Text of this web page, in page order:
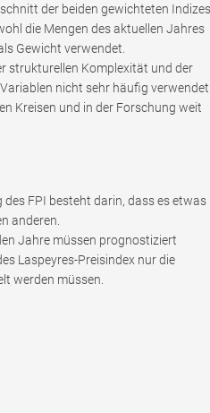
der beiden gewichteten Indizes
die Mengen des aktuellen Jahres
Gewicht verwendet.
strukturellen Komplexität und der
nicht sehr häufig verwendet
Kreisen und in der Forschung weit
des FPI besteht darin, dass es etwas
anderen.
Jahre müssen prognostiziert
Laspeyres-Preisindex nur die
werden müssen.